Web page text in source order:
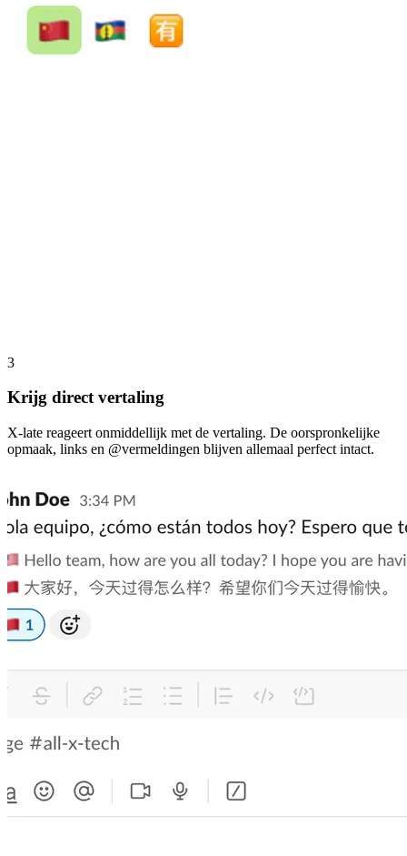
3
Krijg direct vertaling
X-late reageert onmiddellijk met de vertaling. De oorspronkelijke
opmaak, links en @vermeldingen blijven allemaal perfect intact.